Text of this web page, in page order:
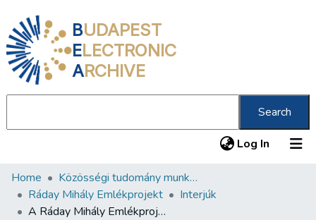
BUDAPEST
ELECTRONIC
ARCHIVE
Search
Log In (current)
Communities & Collections
All of DSpace
Home
Közösségi tudomány munkacsoport
Ráday Mihály Emlékprojekt
Interjúk
A Ráday Mihály Emlékprojektről, a kutatásról készült interjú Kovácsné Koreny Ágnessel, a FSZEK főigazgatójával